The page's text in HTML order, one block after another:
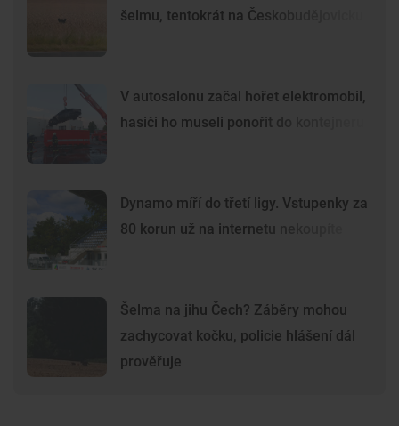
šelmu, tentokrát na Českobudějovicku
V autosalonu začal hořet elektromobil,
hasiči ho museli ponořit do kontejneru
Dynamo míří do třetí ligy. Vstupenky za
80 korun už na internetu nekoupíte
Šelma na jihu Čech? Záběry mohou
zachycovat kočku, policie hlášení dál
prověřuje